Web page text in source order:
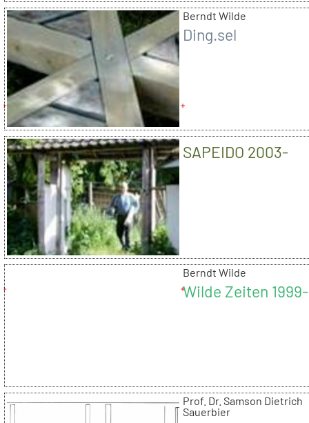
Berndt Wilde
Ding.sel
SAPEIDO 2003-
Berndt Wilde
Wilde Zeiten
Prof. Dr. Samson Dietrich
Sauerbier